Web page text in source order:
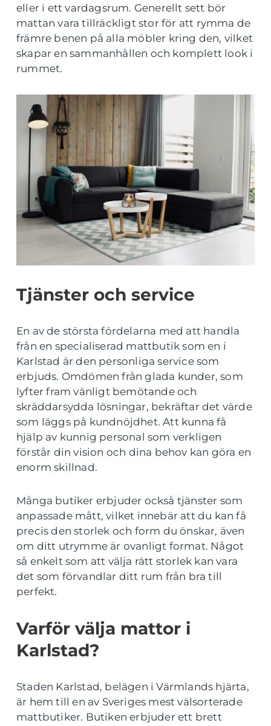
eller i ett vardagsrum. Generellt sett bör
mattan vara tillräckligt stor för att rymma de
främre benen på alla möbler kring den, vilket
skapar en sammanhållen och komplett look i
rummet.
Tjänster och service
En av de största fördelarna med att handla
från en specialiserad mattbutik som en i
Karlstad är den personliga service som
erbjuds. Omdömen från glada kunder, som
lyfter fram vänligt bemötande och
skräddarsydda lösningar, bekräftar det värde
som läggs på kundnöjdhet. Att kunna få
hjälp av kunnig personal som verkligen
förstår din vision och dina behov kan göra en
enorm skillnad.
Många butiker erbjuder också tjänster som
anpassade mått, vilket innebär att du kan få
precis den storlek och form du önskar, även
om ditt utrymme är ovanligt format. Något
så enkelt som att välja rätt storlek kan vara
det som förvandlar ditt rum från bra till
perfekt.
Varför välja mattor i
Karlstad?
Staden Karlstad, belägen i Värmlands hjärta,
är hem till en av Sveriges mest välsorterade
mattbutiker. Butiken erbjuder ett brett